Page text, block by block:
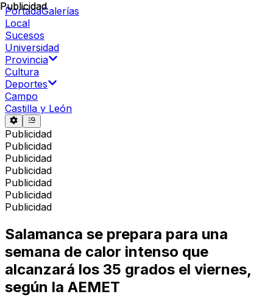
PortadaGalerías
Local
Sucesos
Universidad
Provincia
Cultura
Deportes
Campo
Castilla y León
Publicidad
Publicidad
Publicidad
Publicidad
Publicidad
Publicidad
Publicidad
Publicidad
Salamanca se prepara para una
semana de calor intenso que
alcanzará los 35 grados el viernes,
según la AEMET
Publicidad